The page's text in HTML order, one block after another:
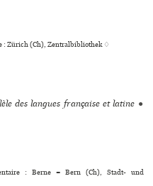
: Zürich (Ch), Zentralbibliothek ♢
des langues française et latine ●
: Berne = Bern (Ch), Stadt- und